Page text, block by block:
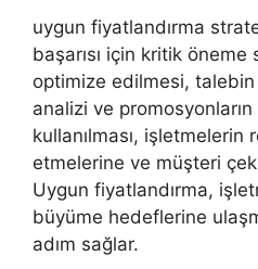
uygun fiyatlandırma
başarısı için kritik
optimize edilmesi, talebin
analizi ve
kullanılması, işletmelerin
etmelerine ve müşteri
Uygun fiyatlandırma,
büyüme hedeflerine
adım sağlar.